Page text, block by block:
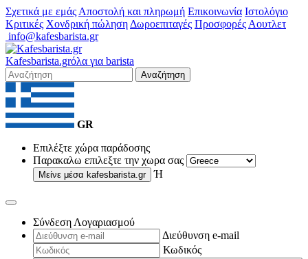
Σχετικά με εμάς Αποστολή και πληρωμή Επικοινωνία Ιστολόγιο
Κριτικές Χονδρική πώληση Δωροεπιταγές Προσφορές Αουτλετ
info@kafesbarista.gr
Kafesbarista.grόλα για barista
Αναζήτηση
GR
Επιλέξτε χώρα παράδοσης
Παρακαλω επιλεξτε την χωρα σας
Μείνε μέσα kafesbarista.gr Ή
Σύνδεση Λογαριασμού
Διεύθυνση e-mail
Κωδικός